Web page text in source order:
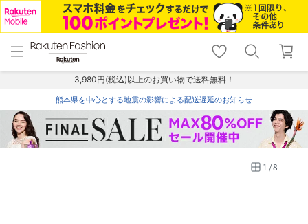
menu home
トップ
shopping_cart lock_outline
ログイン
3,980円(税込)以上のお買い物で送料無料！
熊本県を中心とする地震の影響による配送遅延のお知らせ
1 /8